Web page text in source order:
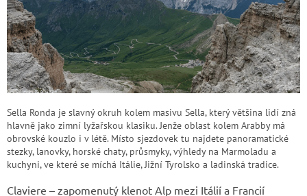
Sella Ronda je slavný okruh kolem masivu Sella, který většina lidí zná
hlavně jako zimní lyžařskou klasiku. Jenže oblast kolem Arabby má
obrovské kouzlo i v létě. Místo sjezdovek tu najdete panoramatické
stezky, lanovky, horské chaty, průsmyky, výhledy na Marmoladu a
kuchyni, ve které se míchá Itálie, Jižní Tyrolsko a ladinská tradice.
Claviere – zapomenutý klenot Alp mezi Itálií a Francií